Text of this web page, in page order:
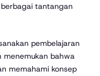
tantangan
pembelajaran
menemukan bahwa
memahami konsep